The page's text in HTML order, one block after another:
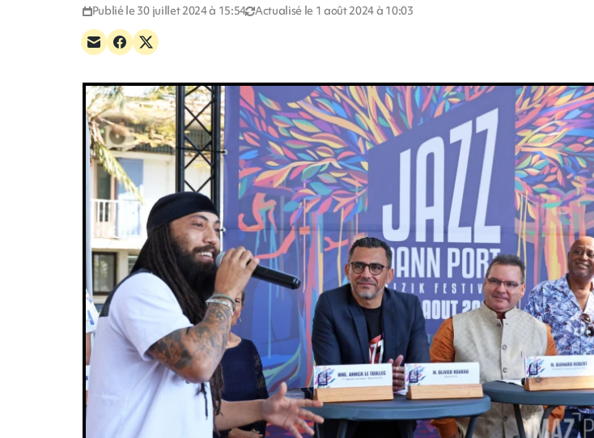
Publié le 30 juillet 2024 à 15:54 Actualisé le 1 août 2024 à 10:03